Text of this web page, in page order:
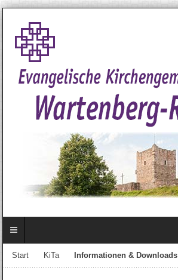
Start KiTa Informationen & Downloads